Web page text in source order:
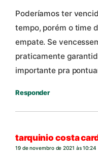
Poderíamos ter
tempo, porém o time
empate. Se
praticamente
importante pra
Responder
tarquinio costa
19 de novembro de 2021 às 10:24